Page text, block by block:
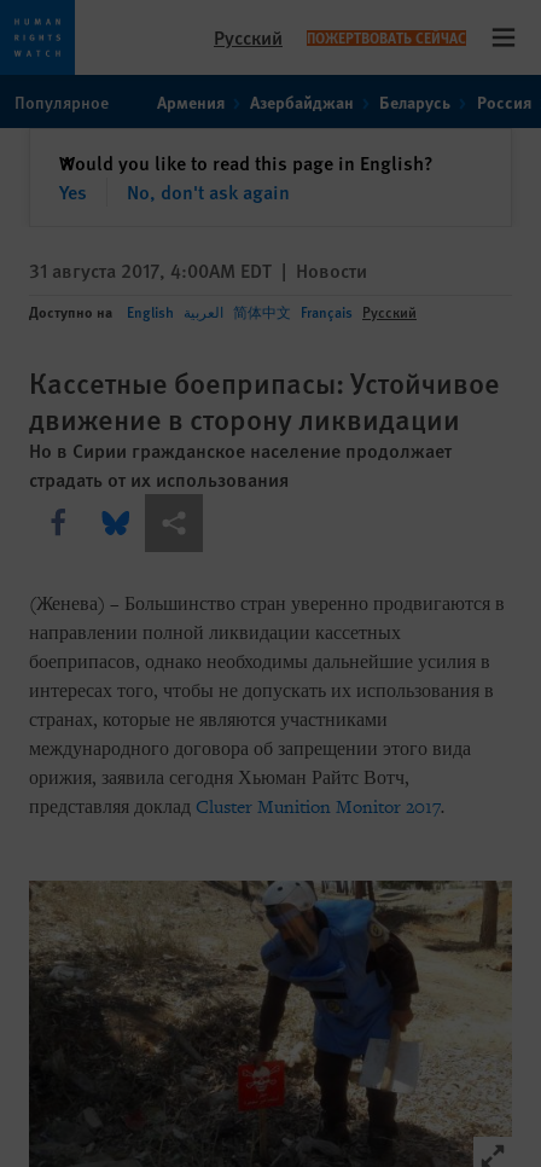
toto
content
Русский ПОЖЕРТВОВАТЬ СЕЙЧАС
Популярное Армения Азербайджан Беларусь Россия
Would you like to read this page in English?
Yes
No, don't ask again
✕закрыть
31 августа 2017, 4:00AM EDT | Новости
Доступно на English العربية 简体中文 Français Русский
Кассетные боеприпасы: Устойчивое
движение в сторону ликвидации
Но в Сирии гражданское население продолжает
страдать от их использования
Share this via Facebook
Share this via Bluesky
Share this via Поделиться
(Женева) – Большинство стран уверенно продвигаются в
направлении полной ликвидации кассетных
боеприпасов, однако необходимы дальнейшие усилия в
интересах того, чтобы не допускать их использования в
странах, которые не являются участниками
международного договора об запрещении этого вида
орижия, заявила сегодня Хьюман Райтс Вотч,
представляя доклад Cluster Munition Monitor 2017.
Click to